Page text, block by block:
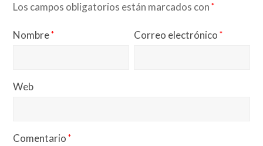
Los campos obligatorios están marcados con*
Nombre* Correo electrónico*
Web
Comentario*